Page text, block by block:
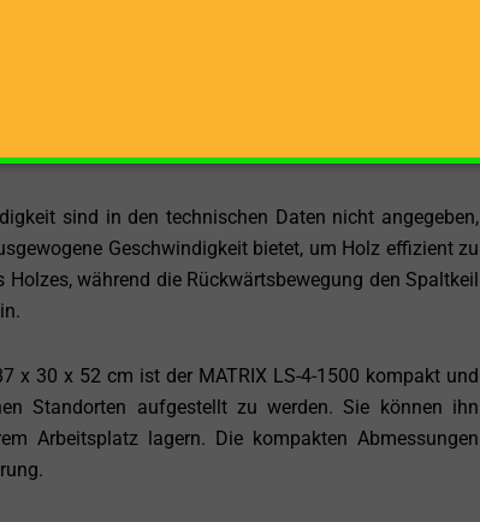
für Sie erledigt.
dass das Holz auf einer horizontalen Ebene
des Betriebs. Die liegende Position ist besonders
was den Arbeitsablauf erheblich erleichtert.
sind in den technischen Daten nicht angegeben,
Geschwindigkeit bietet, um Holz effizient zu
während die Rückwärtsbewegung den Spaltkeil
x 30 x 52 cm ist der MATRIX LS-4-1500 kompakt und
Standorten aufgestellt zu werden. Sie können ihn
Arbeitsplatz lagern. Die kompakten Abmessungen